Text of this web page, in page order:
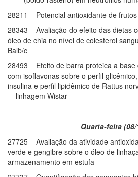
28211 Potencial antioxidante de
28343 Avaliação do efeito das dietas
óleo de chia no nível de colesterol
Balb/c
28493 Efeito de barra proteica a base
com isoflavonas sobre o perfil
insulina e perfil lipidêmico de
linhagem Wistar
Quarta-feira (08/
27725 Avaliação da atividade
verde e gengibre sobre o óleo de
armazenamento em estufa